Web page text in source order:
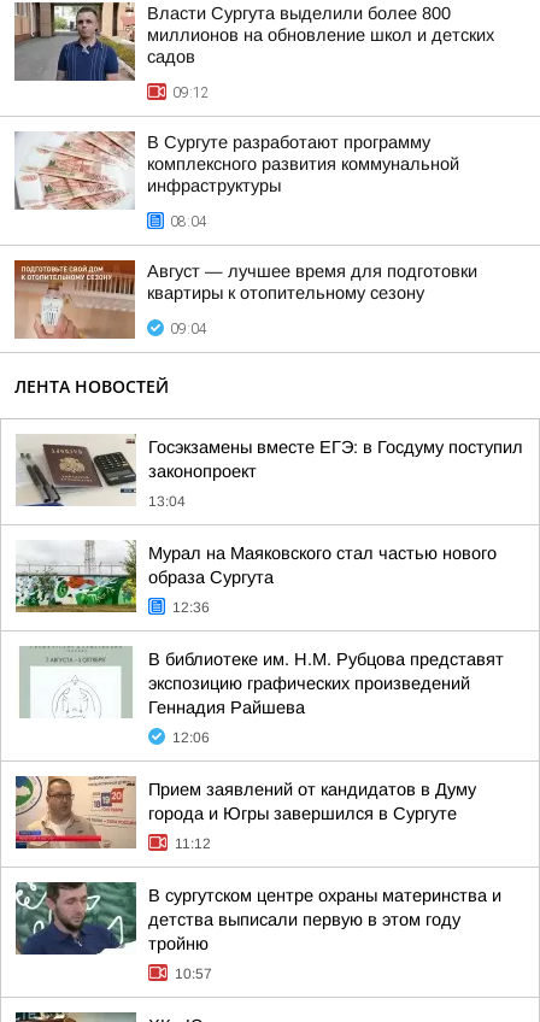
Власти Сургута выделили более 800
миллионов на обновление школ и детских
садов
09:12
В Сургуте разработают программу
комплексного развития коммунальной
инфраструктуры
08:04
Август — лучшее время для подготовки
квартиры к отопительному сезону
09:04
ЛЕНТА НОВОСТЕЙ
Госэкзамены вместе ЕГЭ: в Госдуму поступил
законопроект
13:04
Мурал на Маяковского стал частью нового
образа Сургута
12:36
В библиотеке им. Н.М. Рубцова представят
экспозицию графических произведений
Геннадия Райшева
12:06
Прием заявлений от кандидатов в Думу
города и Югры завершился в Сургуте
11:12
В сургутском центре охраны материнства и
детства выписали первую в этом году
тройню
10:57